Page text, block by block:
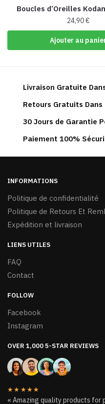
Boucles d’Oreilles
24,90€
Ajouter au
Livraison Gratuite
Retours Gratuits Dans
30 Jours de Garantie
Paiement 100%
INFORMATIONS
Politique de confidentialité
Politique de Retours Et
Expédition et livraison
LIENS UTILES
FAQ
Contact
FOLLOW
Facebook
Instagram
OVER 1,000 5-STAR REVIEWS
★★★★★
« Amazing quality products for